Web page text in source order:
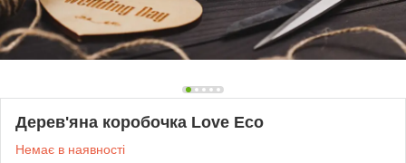
Дерев'яна коробочка Love Eco
Немає в наявності